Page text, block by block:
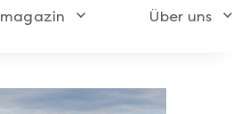
Über uns